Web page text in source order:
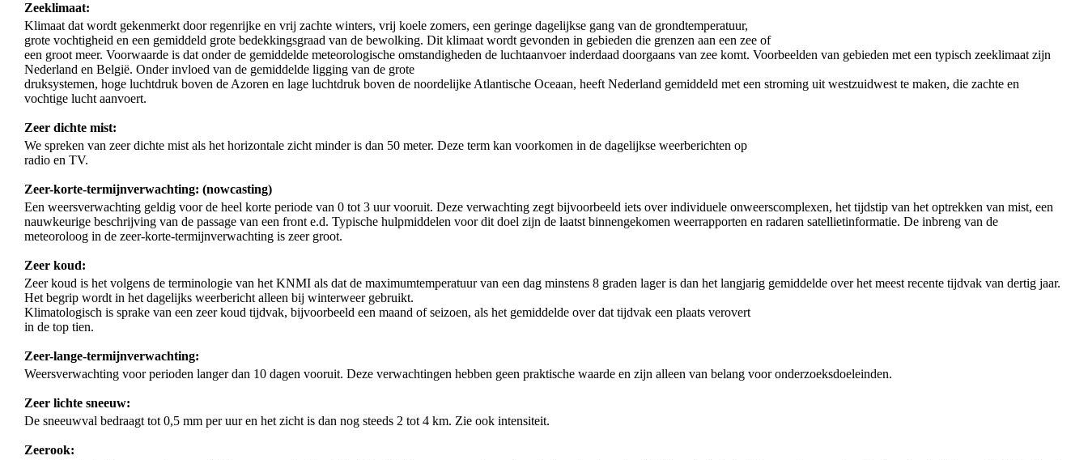
Zeeklimaat:
Klimaat dat wordt gekenmerkt door regenrijke en vrij zachte winters, vrij koele zomers, een geringe dagelijkse gang van de grondtemperatuur,
grote vochtigheid en een gemiddeld grote bedekkingsgraad van de bewolking. Dit klimaat wordt gevonden in gebieden die grenzen aan een zee of
een groot meer. Voorwaarde is dat onder de gemiddelde meteorologische omstandigheden de luchtaanvoer inderdaad doorgaans van zee komt. Voorbeelden van gebieden met een typisch zeeklimaat zijn
Nederland en België. Onder invloed van de gemiddelde ligging van de grote
druksystemen, hoge luchtdruk boven de Azoren en lage luchtdruk boven de noordelijke Atlantische Oceaan, heeft Nederland gemiddeld met een stroming uit westzuidwest te maken, die zachte en
vochtige lucht aanvoert.
Zeer dichte mist:
We spreken van zeer dichte mist als het horizontale zicht minder is dan 50 meter. Deze term kan voorkomen in de dagelijkse weerberichten op
radio en TV.
Zeer-korte-termijnverwachting: (nowcasting)
Een weersverwachting geldig voor de heel korte periode van 0 tot 3 uur vooruit. Deze verwachting zegt bijvoorbeeld iets over individuele onweerscomplexen, het tijdstip van het optrekken van mist, een
nauwkeurige beschrijving van de passage van een front e.d. Typische hulpmiddelen voor dit doel zijn de laatst binnengekomen weerrapporten en radaren satellietinformatie. De inbreng van de
meteoroloog in de zeer-korte-termijnverwachting is zeer groot.
Zeer koud:
Zeer koud is het volgens de terminologie van het KNMI als dat de maximumtemperatuur van een dag minstens 8 graden lager is dan het langjarig gemiddelde over het meest recente tijdvak van dertig jaar.
Het begrip wordt in het dagelijks weerbericht alleen bij winterweer gebruikt.
Klimatologisch is sprake van een zeer koud tijdvak, bijvoorbeeld een maand of seizoen, als het gemiddelde over dat tijdvak een plaats verovert
in de top tien.
Zeer-lange-termijnverwachting:
Weersverwachting voor perioden langer dan 10 dagen vooruit. Deze verwachtingen hebben geen praktische waarde en zijn alleen van belang voor onderzoeksdoeleinden.
Zeer lichte sneeuw:
De sneeuwval bedraagt tot 0,5 mm per uur en het zicht is dan nog steeds 2 tot 4 km. Zie ook intensiteit.
Zeerook: